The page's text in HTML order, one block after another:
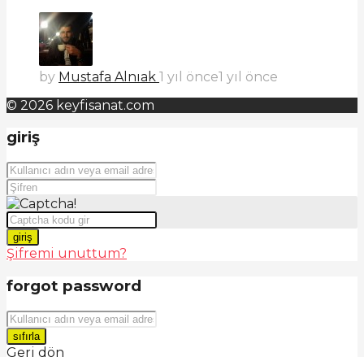
by Mustafa Alnıak 1 yıl önce1 yıl önce
© 2026 keyfisanat.com
giriş
giriş
Şifremi unuttum?
forgot password
sıfırla
Geri dön